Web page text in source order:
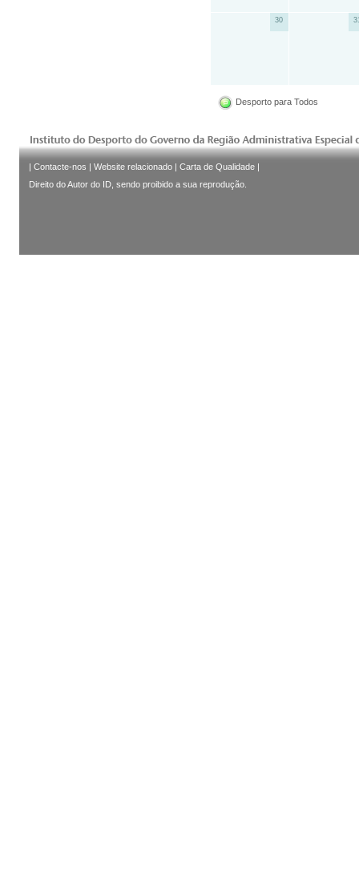
30
Desporto para Todos
| Contacte-nos | Website relacionado | Carta de Qualidade |
Direito do Autor do ID, sendo proibido a sua reprodução.